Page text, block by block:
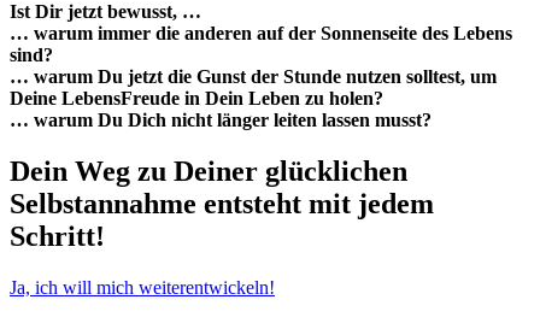
Ist Dir jetzt bewusst, …
… warum immer die anderen auf der Sonnenseite des Lebens
sind?
… warum Du jetzt die Gunst der Stunde nutzen solltest, um
Deine LebensFreude in Dein Leben zu holen?
… warum Du Dich nicht länger leiten lassen musst?
Dein Weg zu Deiner glücklichen
Selbstannahme entsteht mit jedem
Schritt!
Ja, ich will mich weiterentwickeln!